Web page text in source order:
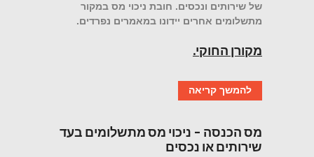
של שירותים ונכסים. חובת ניכוי מס במקור
מתשלומים אחרים יידונו במאמרים נפרדים.
מקורן החוקי.
להמשך קריאה
מס הכנסה – ניכוי מס מתשלומים בעד
שירותים או נכסים